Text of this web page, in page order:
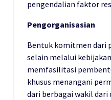
pengendalian faktor
Pengorganisasian
Bentuk komitmen dari
selain melalui
memfasilitasi
khusus menangani
dari berbagai wakil